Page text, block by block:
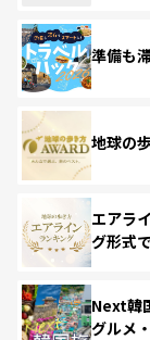
準備も
地球の
エアラ
グ形式
Next韓
グルメ